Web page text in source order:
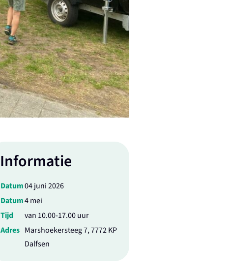
Informatie
Datum04 juni 2026
Datum4 mei
Tijd
van 10.00-17.00 uur
Adres Marshoekersteeg 7, 7772 KP
Dalfsen